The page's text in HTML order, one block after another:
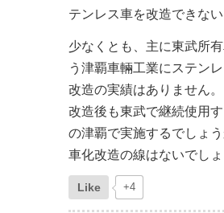
テンレス車を改造できな
少なくとも、主に東武所
う津覇車輛工業にステン
改造の実績はありません。
改造後も東武で継続使用
の津覇で実施するでしょ
車化改造の線はないでしょ
Like +4